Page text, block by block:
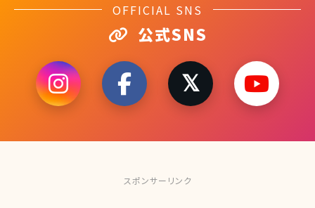
OFFICIAL SNS
公式SNS
スポンサーリンク